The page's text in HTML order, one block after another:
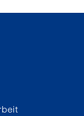
EJSA